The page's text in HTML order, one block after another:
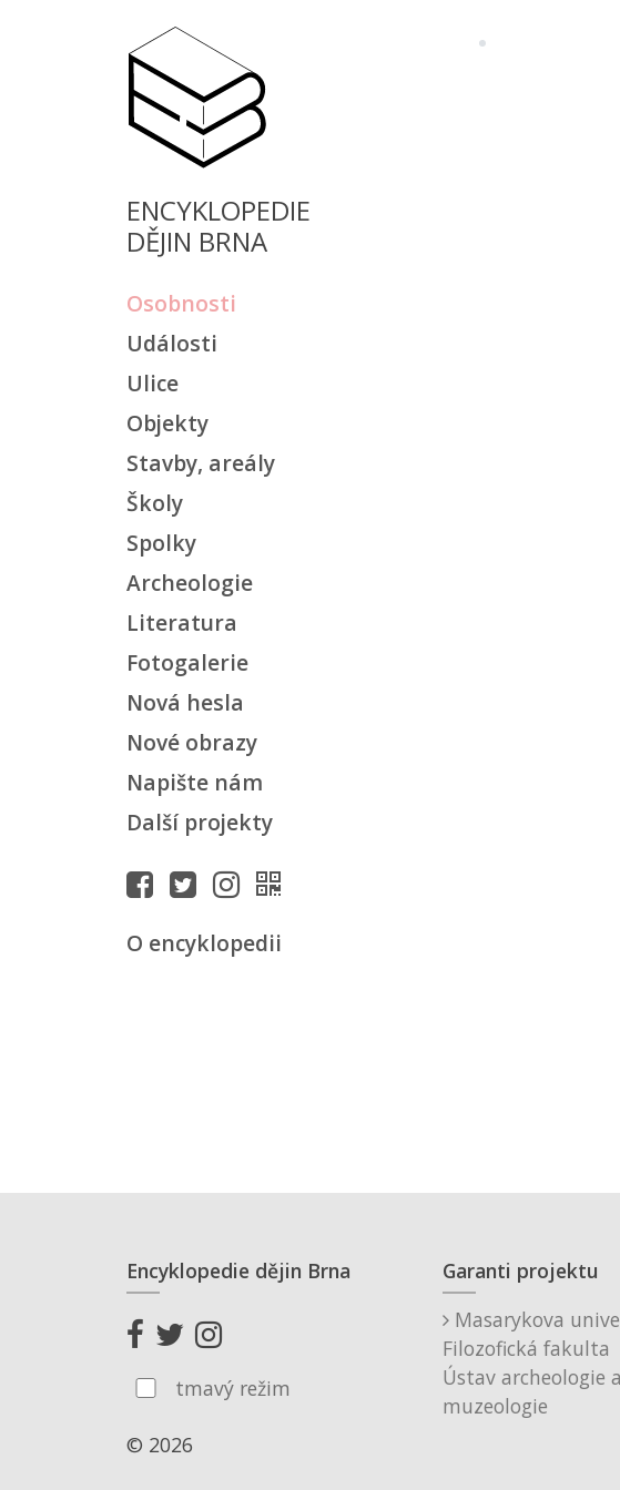
ENCYKLOPEDIE
DĚJIN BRNA
Osobnosti
Události
Ulice
Objekty
Stavby, areály
Školy
Spolky
Archeologie
Literatura
Fotogalerie
Nová hesla
Nové obrazy
Napište nám
Další projekty
O encyklopedii
Encyklopedie dějin Brna
tmavý režim
© 2026
Garanti projektu
Masarykova
Filozofická fakulta
Ústav archeologie a
muzeologie